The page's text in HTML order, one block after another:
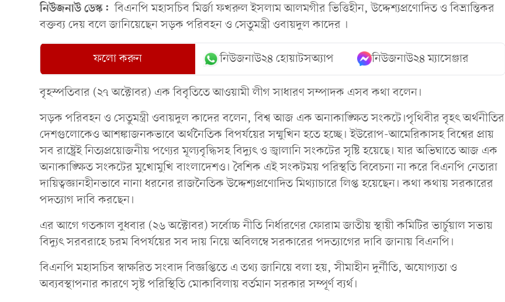
নিউজনাউ ডেস্ক: বিএনপি মহাসচিব মির্জা ফখরুল ইসলাম আলমগীর ভিত্তিহীন, উদ্দেশ্যপ্রণোদিত ও বিভ্রান্তিকর
বক্তব্য দেয় বলে জানিয়েছেন সড়ক পরিবহন ও সেতুমন্ত্রী ওবায়দুল কাদের ।
ফলো করুন নিউজনাউ২৪ হোয়াটসঅ্যাপ নিউজনাউ২৪ ম্যাসেঞ্জার
বৃহস্পতিবার (২৭ অক্টোবর) এক বিবৃতিতে আওয়ামী লীগ সাধারণ সম্পাদক এসব কথা বলেন।
সড়ক পরিবহন ও সেতুমন্ত্রী ওবায়দুল কাদের বলেন, বিশ্ব আজ এক অনাকাঙ্ক্ষিত সংকটে।পৃথিবীর বৃহৎ অর্থনীতির
দেশগুলোকেও আশঙ্কাজনকভাবে অর্থনৈতিক বিপর্যয়ের সম্মুখিন হতে হচ্ছে। ইউরোপ-আমেরিকাসহ বিশ্বের প্রায়
সব রাষ্ট্রেই নিত্যপ্রয়োজনীয় পণ্যের মূল্যবৃদ্ধিসহ বিদ্যুৎ ও জ্বালানি সংকটের সৃষ্টি হয়েছে। যার অভিঘাতে আজ এক
অনাকাঙ্ক্ষিত সংকটের মুখোমুখি বাংলাদেশও। বৈশিক এই সংকটময় পরিস্থতি বিবেচনা না করে বিএনপি নেতারা
দায়িত্বজ্ঞানহীনভাবে নানা ধরনের রাজনৈতিক উদ্দেশ্যপ্রণোদিত মিথ্যাচারে লিপ্ত হয়েছেন। কথা কথায় সরকারের
পদত্যাগ দাবি করছেন।
এর আগে গতকাল বুধবার (২৬ অক্টোবর) সর্বোচ্চ নীতি নির্ধারণের ফোরাম জাতীয় স্থায়ী কমিটির ভার্চুয়াল সভায়
বিদ্যুৎ সরবরাহে চরম বিপর্যয়ের সব দায় নিয়ে অবিলম্বে সরকারের পদত্যাগের দাবি জানায় বিএনপি।
বিএনপি মহাসচিব স্বাক্ষরিত সংবাদ বিজ্ঞপ্তিতে এ তথ্য জানিয়ে বলা হয়, সীমাহীন দুর্নীতি, অযোগ্যতা ও
অব্যবস্থাপনার কারণে সৃষ্ট পরিস্থিতি মোকাবিলায় বর্তমান সরকার সম্পূর্ণ ব্যর্থ।